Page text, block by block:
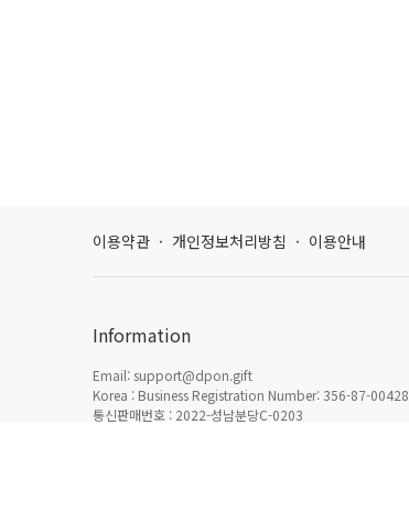
이용약관 · 개인정보처리방침 · 이용안내
Information
Email: support@dpon.gift
Korea : Business Registration Number: 356-87-00428
통신판매번호 : 2022-성남분당C-0203